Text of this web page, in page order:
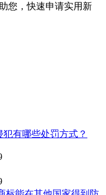
您，快速申请实用新
有哪些处罚方式？